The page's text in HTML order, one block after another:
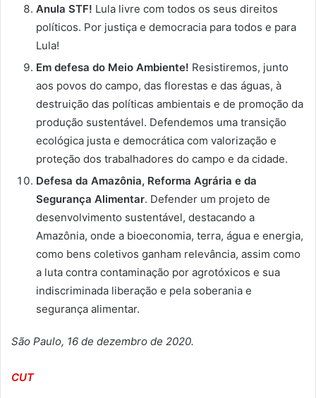
Anula STF! Lula livre com todos os seus direitos
políticos. Por justiça e democracia para todos e para
Lula!
Em defesa do Meio Ambiente! Resistiremos, junto
aos povos do campo, das florestas e das águas, à
destruição das políticas ambientais e de promoção da
produção sustentável. Defendemos uma transição
ecológica justa e democrática com valorização e
proteção dos trabalhadores do campo e da cidade.
Defesa da Amazônia, Reforma Agrária e da
Segurança Alimentar. Defender um projeto de
desenvolvimento sustentável, destacando a
Amazônia, onde a bioeconomia, terra, água e energia,
como bens coletivos ganham relevância, assim como
a luta contra contaminação por agrotóxicos e sua
indiscriminada liberação e pela soberania e
segurança alimentar.
São Paulo, 16 de dezembro de 2020.
CUT